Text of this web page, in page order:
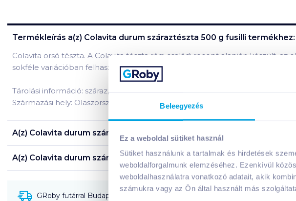
Beleegyezés
Ez a weboldal sütiket használ
Sütiket használunk a tartalmak és hirdetések
weboldalforgalmunk elemzéséhez. Ezenkívül
weboldalhasználatra vonatkozó adatait, akik
számukra vagy az Ön által használt más
Termékleírás a(z) Colavita durum száraztészta 500 g fusilli termékhez:
Colavita orsó tészta. A Colavita tészta régi családi recept alapján készült,
sokféle variációban felhasználható.
Tárolási információ: száraz, hűvös helyen tárolandó!
Származási hely: Olaszország
A(z) Colavita durum száraztészta 500 g fusilli termék összetevői:
A(z) Colavita durum száraztészta 500 g fusilli termék tápanyagai:
GRoby futárral Budapestre és környékére szállítható